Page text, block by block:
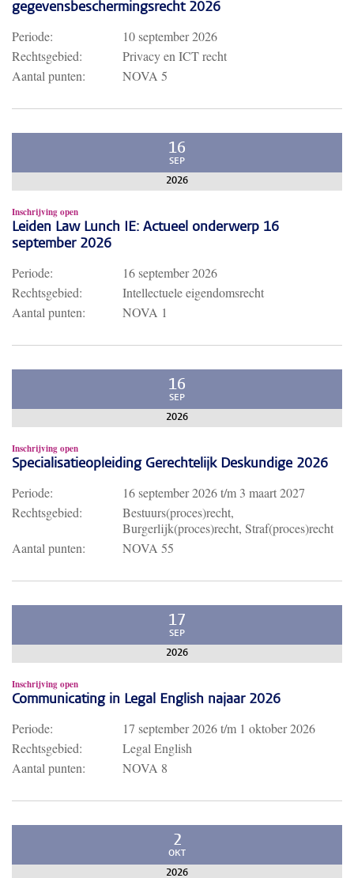
gegevensbeschermingsrecht 2026
Periode:
10 september 2026
Rechtsgebied:
Privacy en ICT recht
Aantal punten:
NOVA 5
16
SEP
2026
Inschrijving open
Leiden Law Lunch IE: Actueel onderwerp 16
september 2026
Periode:
16 september 2026
Rechtsgebied:
Intellectuele eigendomsrecht
Aantal punten:
NOVA 1
16
SEP
2026
Inschrijving open
Specialisatieopleiding Gerechtelijk Deskundige 2026
Periode: 16 september 2026t/m 3 maart 2027
Rechtsgebied:
Bestuurs(proces)recht,
Burgerlijk(proces)recht, Straf(proces)recht
Aantal punten:
NOVA 55
17
SEP
2026
Inschrijving open
Communicating in Legal English najaar 2026
Periode: 17 september 2026t/m 1 oktober 2026
Rechtsgebied:
Legal English
Aantal punten:
NOVA 8
2
OKT
2026